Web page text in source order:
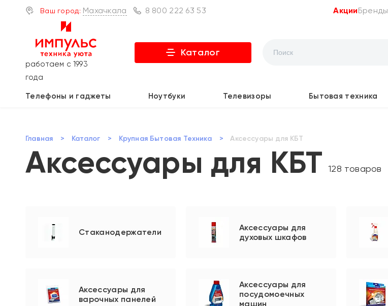
Ваш город: Махачкала 8 800 222 63 53 АкцииБренды
работаем с 1993
года
Каталог
Телефоны и гаджеты Ноутбуки Телевизоры Бытовая техника
Главная > Каталог > Крупная Бытовая Техника > Аксессуары для КБТ
Аксессуары для КБТ 128 товаров
Стаканодержатели
Аксессуары для
духовых шкафов
Аксессуары для
варочных панелей
Аксессуары для
посудомоечных
машин